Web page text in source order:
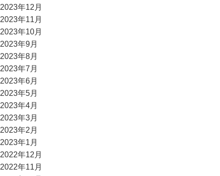
2023年12月
2023年11月
2023年10月
2023年9月
2023年8月
2023年7月
2023年6月
2023年5月
2023年4月
2023年3月
2023年2月
2023年1月
2022年12月
2022年11月